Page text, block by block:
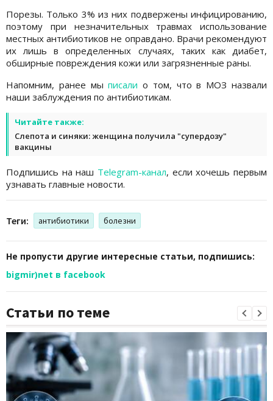
Порезы. Только 3% из них подвержены инфицированию,
поэтому при незначительных травмах использование
местных антибиотиков не оправдано. Врачи рекомендуют
их лишь в определенных случаях, таких как диабет,
обширные повреждения кожи или загрязненные раны.
Напомним, ранее мыписали о том, что в МОЗ назвали
наши заблуждения по антибиотикам.
Читайте также:
Слепота и синяки: женщина получила "супердозу"
вакцины
Подпишись на наш Telegram-канал, если хочешь первым
узнавать главные новости.
Теги: антибиотики болезни
Не пропусти другие интересные статьи, подпишись:
bigmir)net в facebook
Статьи по теме